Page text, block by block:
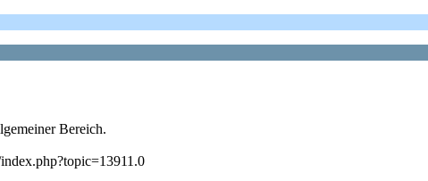
Bereich.